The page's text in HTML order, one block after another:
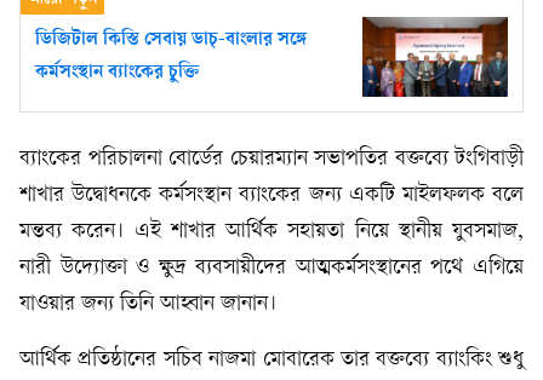
ডিজিটাল কিস্তি সেবায় ডাচ্-বাংলার সঙ্গে
কর্মসংস্থান ব্যাংকের চুক্তি
ব্যাংকের পরিচালনা বোর্ডের চেয়ারম্যান সভাপতির বক্তব্যে টংগিবাড়ী
শাখার উদ্বোধনকে কর্মসংস্থান ব্যাংকের জন্য একটি মাইলফলক বলে
মন্তব্য করেন। এই শাখার আর্থিক সহায়তা নিয়ে স্থানীয় যুবসমাজ,
নারী উদ্যোক্তা ও ক্ষুদ্র ব্যবসায়ীদের আত্মকর্মসংস্থানের পথে এগিয়ে
যাওয়ার জন্য তিনি আহ্বান জানান।
আর্থিক প্রতিষ্ঠানের সচিব নাজমা মোবারেক তার বক্তব্যে ব্যাংকিং শুধু